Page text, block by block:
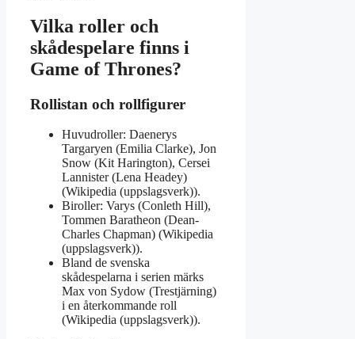
Vilka roller och
skådespelare finns i
Game of Thrones?
Rollistan och rollfigurer
Huvudroller: Daenerys
Targaryen (Emilia Clarke), Jon
Snow (Kit Harington), Cersei
Lannister (Lena Headey)
(Wikipedia (uppslagsverk)).
Biroller: Varys (Conleth Hill),
Tommen Baratheon (Dean-
Charles Chapman) (Wikipedia
(uppslagsverk)).
Bland de svenska
skådespelarna i serien märks
Max von Sydow (Trestjärning)
i en återkommande roll
(Wikipedia (uppslagsverk)).